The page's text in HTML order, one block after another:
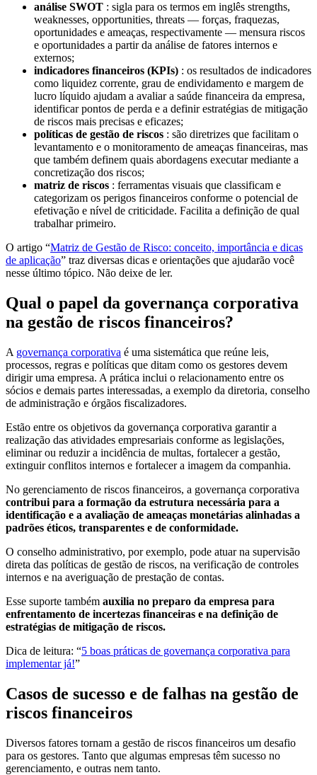
análise SWOT : sigla para os termos em inglês strengths,
weaknesses, opportunities, threats — forças, fraquezas,
oportunidades e ameaças, respectivamente — mensura riscos
e oportunidades a partir da análise de fatores internos e
externos;
indicadores financeiros (KPIs) : os resultados de indicadores
como liquidez corrente, grau de endividamento e margem de
lucro líquido ajudam a avaliar a saúde financeira da empresa,
identificar pontos de perda e a definir estratégias de mitigação
de riscos mais precisas e eficazes;
políticas de gestão de riscos : são diretrizes que facilitam o
levantamento e o monitoramento de ameaças financeiras, mas
que também definem quais abordagens executar mediante a
concretização dos riscos;
matriz de riscos : ferramentas visuais que classificam e
categorizam os perigos financeiros conforme o potencial de
efetivação e nível de criticidade. Facilita a definição de qual
trabalhar primeiro.
O artigo “Matriz de Gestão de Risco: conceito, importância e dicas
de aplicação” traz diversas dicas e orientações que ajudarão você
nesse último tópico. Não deixe de ler.
Qual o papel da governança corporativa
na gestão de riscos financeiros?
A governança corporativa é uma sistemática que reúne leis,
processos, regras e políticas que ditam como os gestores devem
dirigir uma empresa. A prática inclui o relacionamento entre os
sócios e demais partes interessadas, a exemplo da diretoria, conselho
de administração e órgãos fiscalizadores.
Estão entre os objetivos da governança corporativa garantir a
realização das atividades empresariais conforme as legislações,
eliminar ou reduzir a incidência de multas, fortalecer a gestão,
extinguir conflitos internos e fortalecer a imagem da companhia.
No gerenciamento de riscos financeiros, a governança corporativa
contribui para a formação da estrutura necessária para a
identificação e a avaliação de ameaças monetárias alinhadas a
padrões éticos, transparentes e de conformidade.
O conselho administrativo, por exemplo, pode atuar na supervisão
direta das políticas de gestão de riscos, na verificação de controles
internos e na averiguação de prestação de contas.
Esse suporte também auxilia no preparo da empresa para
enfrentamento de incertezas financeiras e na definição de
estratégias de mitigação de riscos.
Dica de leitura: “5 boas práticas de governança corporativa para
implementar já!”
Casos de sucesso e de falhas na gestão de
riscos financeiros
Diversos fatores tornam a gestão de riscos financeiros um desafio
para os gestores. Tanto que algumas empresas têm sucesso no
gerenciamento, e outras nem tanto.